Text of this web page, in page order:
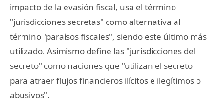
impacto de la evasión fiscal, usa el término
"jurisdicciones secretas" como alternativa al
término "paraísos fiscales", siendo este último más
utilizado. Asimismo define las "jurisdicciones del
secreto" como naciones que "utilizan el secreto
para atraer flujos financieros ilícitos e ilegítimos o
abusivos".